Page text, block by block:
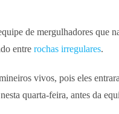
de mergulhadores que
entre rochas irregulares.
vivos, pois eles
quarta-feira, antes da